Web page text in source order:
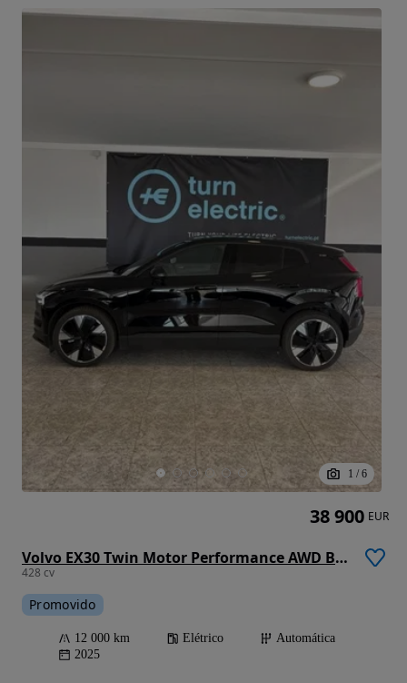
1 / 6
Volvo EX30 Twin Motor Performance AWD Black Edition Ultra
428 cv
Promovido
12 000 km Elétrico
Automática
2025
38 900 EUR